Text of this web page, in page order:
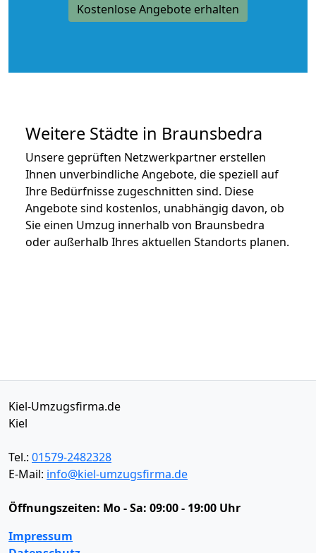
Kostenlose Angebote erhalten
Weitere Städte in Braunsbedra
Unsere geprüften Netzwerkpartner erstellen
Ihnen unverbindliche Angebote, die speziell auf
Ihre Bedürfnisse zugeschnitten sind. Diese
Angebote sind kostenlos, unabhängig davon, ob
Sie einen Umzug innerhalb von Braunsbedra
oder außerhalb Ihres aktuellen Standorts planen.
Kiel-Umzugsfirma.de
Kiel
Tel.: 01579-2482328
E-Mail: info@kiel-umzugsfirma.de
Öffnungszeiten: Mo - Sa: 09:00 - 19:00 Uhr
Impressum